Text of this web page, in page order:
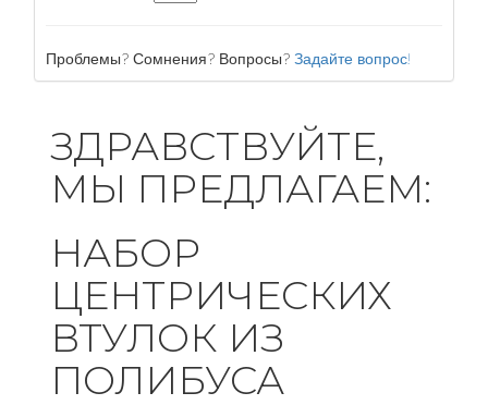
Проблемы? Сомнения? Вопросы? Задайте вопрос!
ЗДРАВСТВУЙТЕ,
МЫ ПРЕДЛАГАЕМ:
НАБОР
ЦЕНТРИЧЕСКИХ
ВТУЛОК ИЗ
ПОЛИБУСА